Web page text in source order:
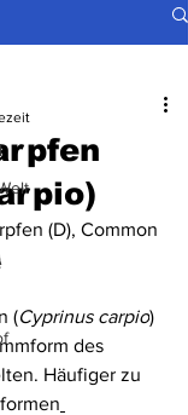
(D), Common
(Cyprinus carpio)
des
Häufiger zu